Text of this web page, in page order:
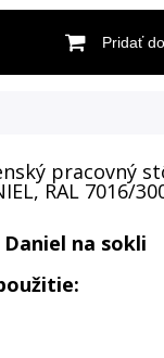
Pridať
pracovný
RAL 7016/
na sokli